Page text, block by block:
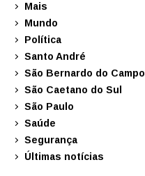
Mais
Mundo
Política
Santo André
São Bernardo do Campo
São Caetano do Sul
São Paulo
Saúde
Segurança
Últimas notícias